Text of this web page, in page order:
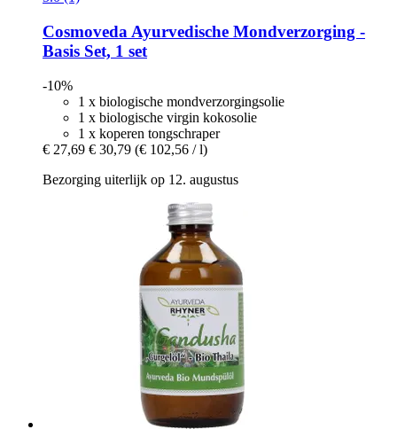
Cosmoveda Ayurvedische Mondverzorging -​
Basis Set, 1 set
-10%
1 x biologische mondverzorgingsolie
1 x biologische virgin kokosolie
1 x koperen tongschraper
€ 27,69 € 30,79 (€ 102,56 / l)
Bezorging uiterlijk op 12. augustus